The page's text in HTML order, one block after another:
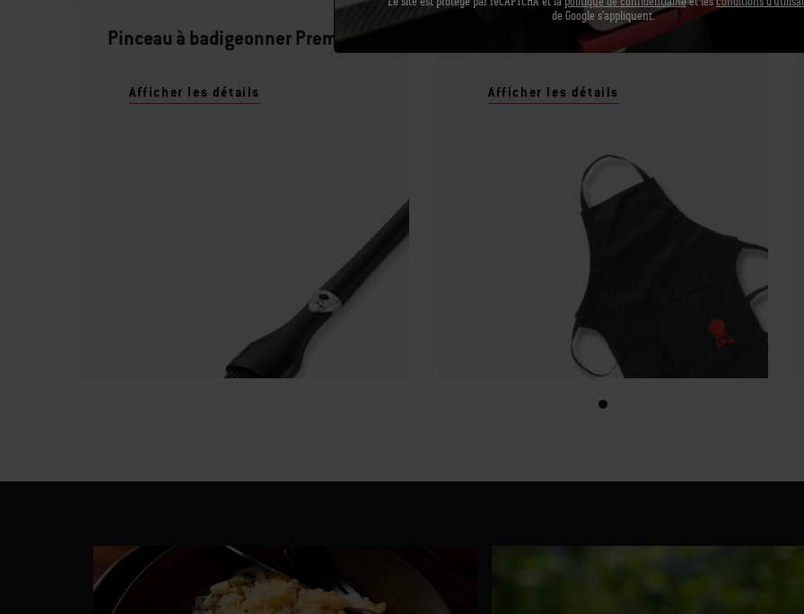
Pinceau à badigeonner Premium
Afficher les détails Afficher les détails
de Google s'appliquent.